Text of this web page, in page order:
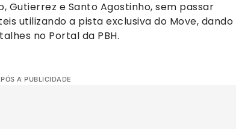
Gutierrez e Santo Agostinho, sem passar
utilizando a pista exclusiva do Move, dando
no Portal da PBH.
A PUBLICIDADE